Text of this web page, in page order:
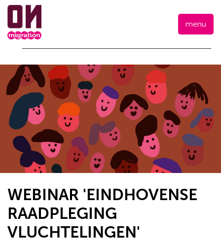
menu
WEBINAR 'EINDHOVENSE
RAADPLEGING
VLUCHTELINGEN'